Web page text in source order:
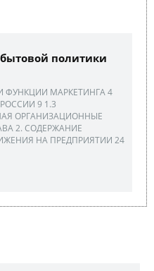
политики
ФУНКЦИИ МАРКЕТИНГА 4
9 1.3
ОРГАНИЗАЦИОННЫЕ
2. СОДЕРЖАНИЕ
НА ПРЕДПРИЯТИИ 24